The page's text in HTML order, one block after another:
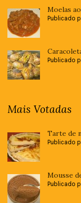
Moelas
Publicado
Publicado
Mais Votadas
Tarte de
Publicado
Mousse
Publicado